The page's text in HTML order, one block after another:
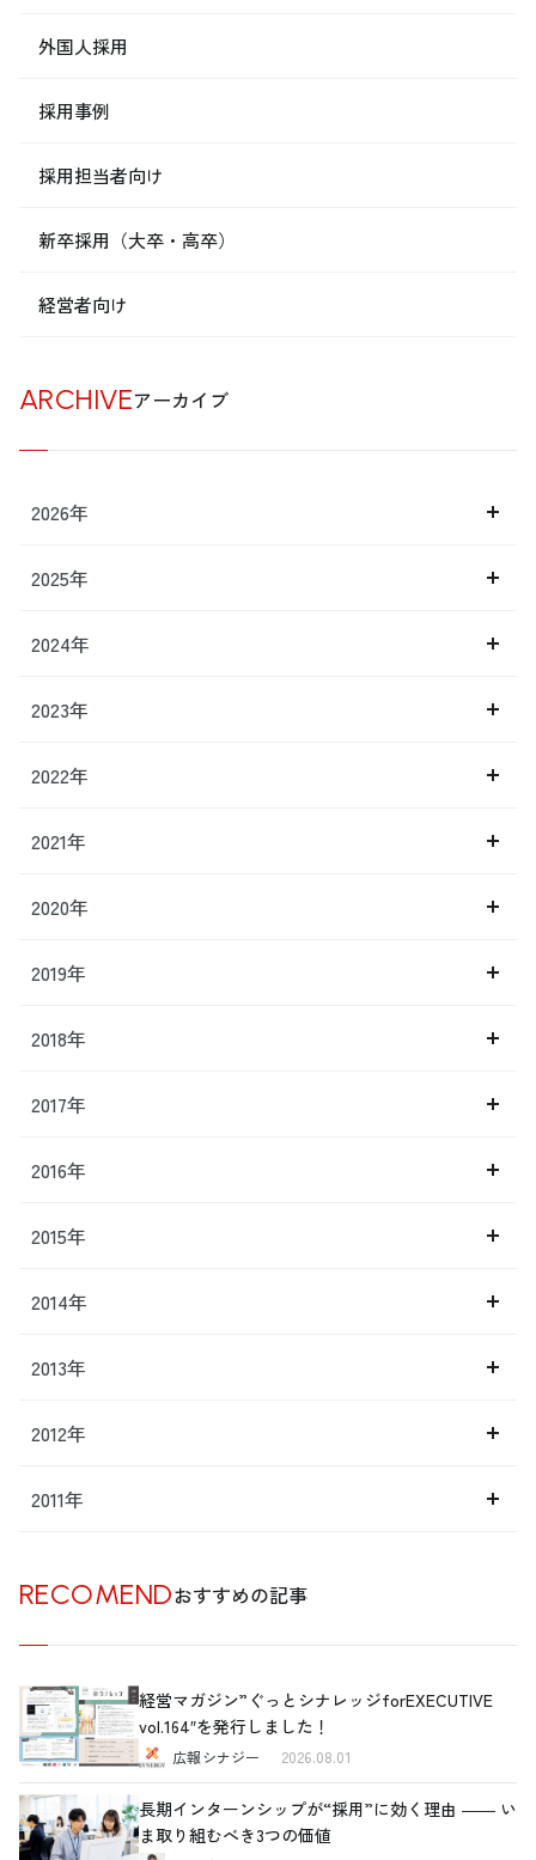
外国人採用
採用事例
採用担当者向け
新卒採用（大卒・高卒）
経営者向け
ARCHIVEアーカイブ
2026年
2025年
2024年
2023年
2022年
2021年
2020年
2019年
2018年
2017年
2016年
2015年
2014年
2013年
2012年
2011年
RECOMENDおすすめの記事
経営マガジン”ぐっとシナレッジforEXECUTIVE
vol.164″を発行しました！
広報シナジー 2026.08.01
長期インターンシップが“採用”に効く理由 ―― い
ま取り組むべき3つの価値